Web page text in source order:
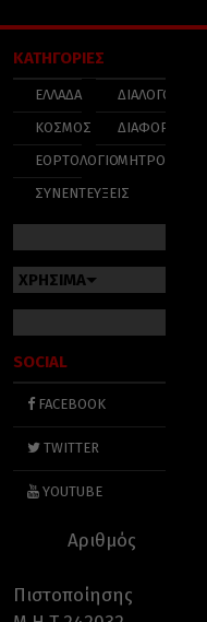
ΚΑΤΗΓΟΡΙΕΣ
ΕΛΛΑΔΑ
ΚΟΣΜΟΣ
ΕΟΡΤΟΛΟΓΙΟ
ΣΥΝΕΝΤΕΥΞΕΙΣ
ΔΙΑΛΟΓΟΣ
ΔΙΑΦΟΡΑ
ΜΗΤΡΟΠΟΛΕΙΣ
ΧΡΗΣΙΜΑ
SOCIAL
FACEBOOK
TWITTER
YOUTUBE
Αριθμός
Πιστοποίησης